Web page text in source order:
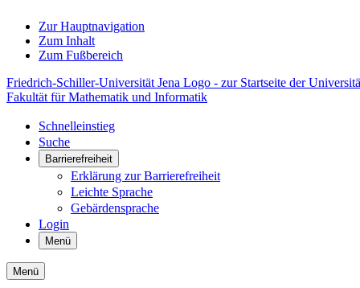
Zur Hauptnavigation
Zum Inhalt
Zum Fußbereich
Friedrich-Schiller-Universität Jena Logo - zur Startseite der
Fakultät für Mathematik und Informatik
Schnelleinstieg
Suche
Barrierefreiheit
Erklärung zur Barrierefreiheit
Leichte Sprache
Gebärdensprache
Login
Menü
Menü